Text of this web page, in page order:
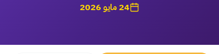
24 مايو 2026